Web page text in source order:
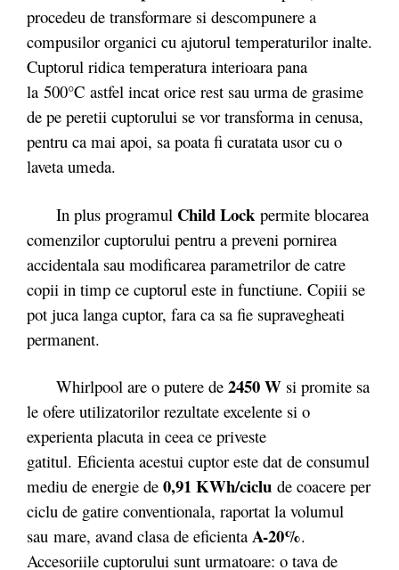
procedeu de transformare si descompunere a
compusilor organici cu ajutorul temperaturilor inalte.
Cuptorul ridica temperatura interioara pana
la 500°C astfel incat orice rest sau urma de grasime
de pe peretii cuptorului se vor transforma in cenusa,
pentru ca mai apoi, sa poata fi curatata usor cu o
laveta umeda.
In plus programul Child Lock permite blocarea
comenzilor cuptorului pentru a preveni pornirea
accidentala sau modificarea parametrilor de catre
copii in timp ce cuptorul este in functiune. Copiii se
pot juca langa cuptor, fara ca sa fie supravegheati
permanent.
Whirlpool are o putere de 2450 W si promite sa
le ofere utilizatorilor rezultate excelente si o
experienta placuta in ceea ce priveste
gatitul. Eficienta acestui cuptor este dat de consumul
mediu de energie de 0,91 KWh/ciclu de coacere per
ciclu de gatire conventionala, raportat la volumul
sau mare, avand clasa de eficienta A-20%.
Accesoriile cuptorului sunt urmatoare: o tava de